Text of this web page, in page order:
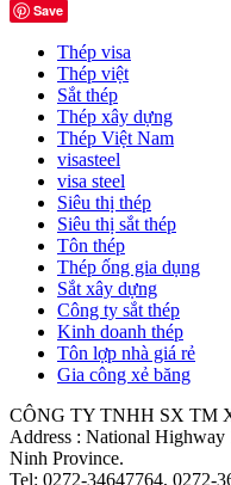
Save
Thép visa
Thép việt
Sắt thép
Thép xây dựng
Thép Việt Nam
visasteel
visa steel
Siêu thị thép
Siêu thị sắt thép
Tôn thép
Thép ống gia dụng
Sắt xây dựng
Công ty sắt thép
Kinh doanh thép
Tôn lợp nhà giá rẻ
Gia công xẻ băng
CÔNG TY TNHH SX TM
Address : National
Ninh Province.
Tel: 0272-34647764, 0272-